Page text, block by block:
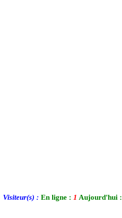
Visiteur(s) : En ligne : 1 Aujourd'hui :